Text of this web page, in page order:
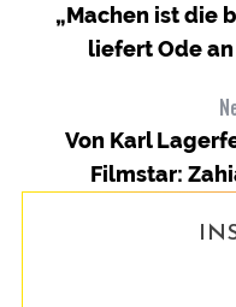
„Machen ist die
liefert Ode
Von Karl
Filmstar: